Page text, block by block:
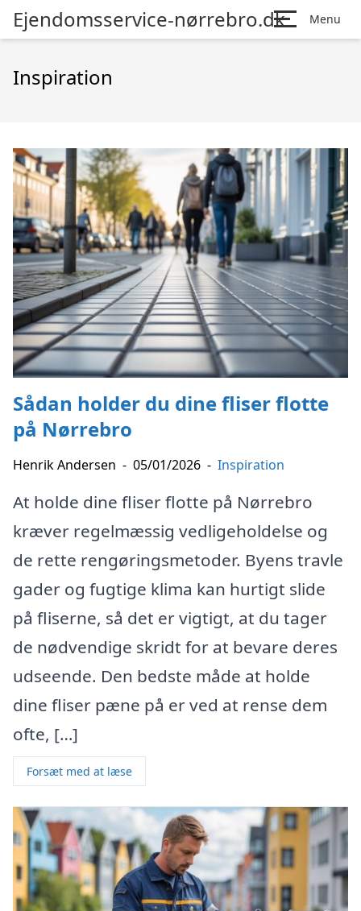
Ejendomsservice-nørrebro.dk Menu
Inspiration
Sådan holder du dine fliser flotte
på Nørrebro
Henrik Andersen - 05/01/2026 - Inspiration
At holde dine fliser flotte på Nørrebro
kræver regelmæssig vedligeholdelse og
de rette rengøringsmetoder. Byens travle
gader og fugtige klima kan hurtigt slide
på fliserne, så det er vigtigt, at du tager
de nødvendige skridt for at bevare deres
udseende. Den bedste måde at holde
dine fliser pæne på er ved at rense dem
ofte, […]
Forsæt med at læse